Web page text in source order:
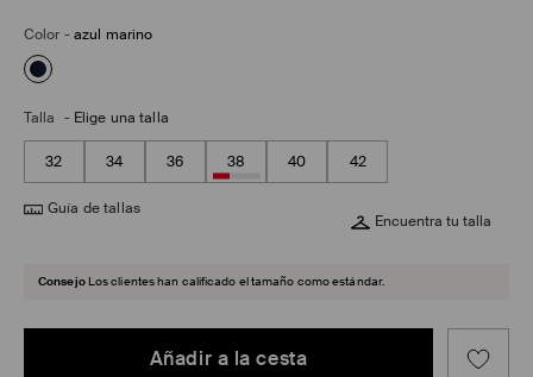
Color -azul marino
Talla - Elige una talla
32 34 36 38 40 42
Guía de tallas
Encuentra tu talla
Consejo Los clientes han calificado el tamaño como estándar.
Añadir a la cesta